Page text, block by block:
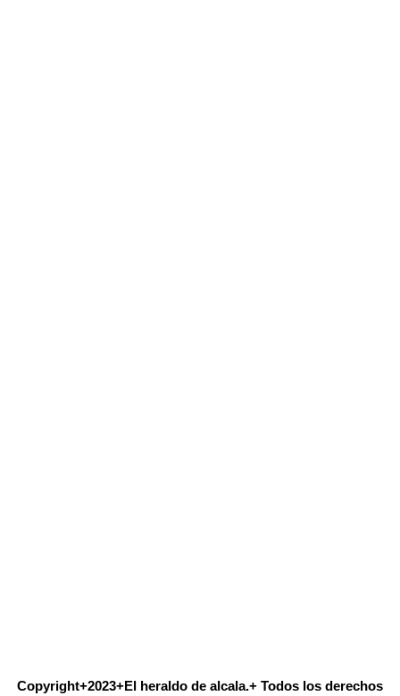
Copyright+2023+El heraldo de alcala.+ Todos los derechos